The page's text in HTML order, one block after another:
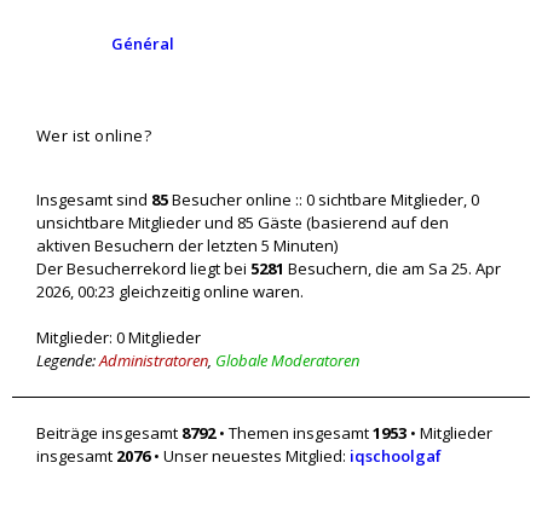
Général
Wer ist online?
Insgesamt sind 85Besucher online :: 0 sichtbare Mitglieder, 0
unsichtbare Mitglieder und 85 Gäste (basierend auf den
aktiven Besuchern der letzten 5 Minuten)
Der Besucherrekord liegt bei 5281 Besuchern, die am Sa 25. Apr
2026, 00:23 gleichzeitig online waren.
Mitglieder: 0 Mitglieder
Legende:Administratoren, Globale Moderatoren
Beiträge insgesamt 8792• Themen insgesamt1953 • Mitglieder
insgesamt 2076• Unser neuestes Mitglied: iqschoolgaf